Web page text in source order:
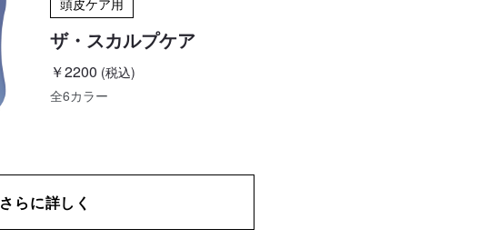
ザ・スカルプケア
￥2200 (税込)
全6カラー
さらに詳しく